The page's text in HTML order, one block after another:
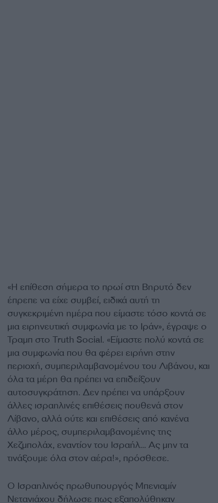
«Η επίθεση σήμερα το πρωί στη Βηρυτό δεν
έπρεπε να είχε συμβεί, ειδικά αυτή τη
συγκεκριμένη ημέρα που είμαστε τόσο κοντά σε
μια ειρηνευτική συμφωνία με το Ιράν», έγραψε ο
Τραμπ στο Truth Social. «Είμαστε πολύ κοντά σε
μια συμφωνία που θα φέρει ειρήνη στην
περιοχή, συμπεριλαμβανομένου του Λιβάνου, και
όλα τα μέρη θα πρέπει να επιδείξουν
αυτοσυγκράτηση. Δεν πρέπει να υπάρξουν
άλλες ισραηλινές επιθέσεις πουθενά στον
Λίβανο, αλλά ούτε και επιθέσεις από κανένα
άλλο μέρος, συμπεριλαμβανομένης της
Χεζμπολάχ, εναντίον του Ισραήλ… Ας μην τα
τινάξουμε όλα στον αέρα!», πρόσθεσε.
Ο Ισραηλινός πρωθυπουργός Μπενιαμίν
Νετανιάχου δήλωσε πως εξαπολύθηκαν